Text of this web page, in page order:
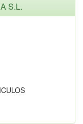
S.L.